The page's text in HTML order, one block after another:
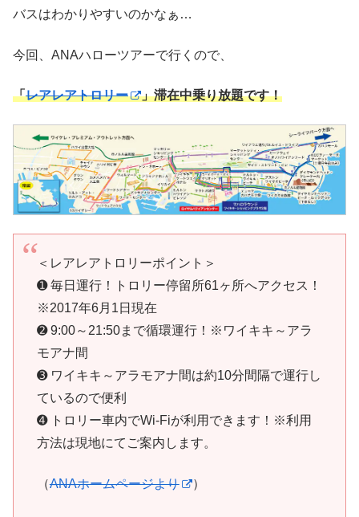
バスはわかりやすいのかなぁ…
今回、ANAハローツアーで行くので、
「レアレアトロリー 」滞在中乗り放題です！
＜レアレアトロリーポイント＞
➊ 毎日運行！トロリー停留所61ヶ所へアクセス！
※2017年6月1日現在
➋ 9:00～21:50まで循環運行！※ワイキキ～アラ
モアナ間
➌ ワイキキ～アラモアナ間は約10分間隔で運行し
ているので便利
➍ トロリー車内でWi-Fiが利用できます！※利用
方法は現地にてご案内します。
（ANAホームページより ）